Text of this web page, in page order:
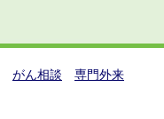
がん相談 専門外来